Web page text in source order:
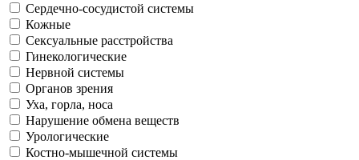
Сердечно-сосудистой системы
Кожные
Сексуальные расстройства
Гинекологические
Нервной системы
Органов зрения
Уха, горла, носа
Нарушение обмена веществ
Урологические
Костно-мышечной системы